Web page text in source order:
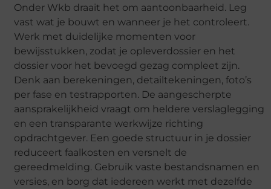
Onder Wkb draait het om aantoonbaarheid. Leg
vast wat je bouwt en wanneer je het controleert.
Werk met duidelijke momenten voor
bewijsstukken, zodat je opleverdossier en het
dossier voor het bevoegd gezag compleet zijn.
Denk aan berekeningen, detailtekeningen, foto’s
per fase en testrapporten. De aangescherpte
aansprakelijkheid vraagt om heldere verslaglegging
en een transparante werkwijze richting
opdrachtgever. Een goede structuur in je dossier
reduceert faalkosten en versnelt de
gereedmelding. Gebruik vaste bestandsnamen en
versies, en borg dat iedereen werkt met dezelfde